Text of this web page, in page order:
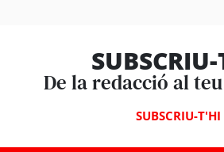
De la redacció al
SUBSCRIU-T'HI